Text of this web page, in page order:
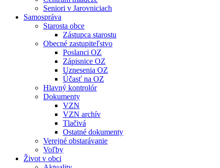
Seniori v Jarovniciach
Samospráva
Starosta obce
Zástupca starostu
Obecné zastupiteľstvo
Poslanci OZ
Zápisnice OZ
Uznesenia OZ
Účasť na OZ
Hlavný kontrolór
Dokumenty
VZN
VZN archív
Tlačivá
Ostatné dokumenty
Verejné obstarávanie
Voľby
Život v obci